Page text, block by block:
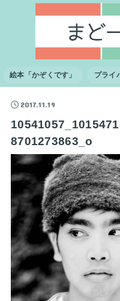
絵本「かぞくです」 プライ
2017.11.19
8701273863_o